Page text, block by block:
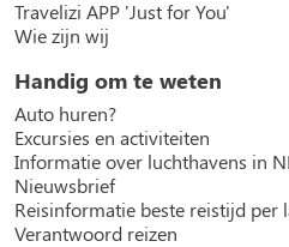
Travelizi APP 'Just for You'
Wie zijn wij
Handig om te weten
Auto huren?
Excursies en activiteiten
Informatie over luchthavens in
Nieuwsbrief
Reisinformatie beste reistijd per
Verantwoord reizen